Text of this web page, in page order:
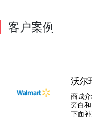
客户案例
沃尔
商城
旁白
下面